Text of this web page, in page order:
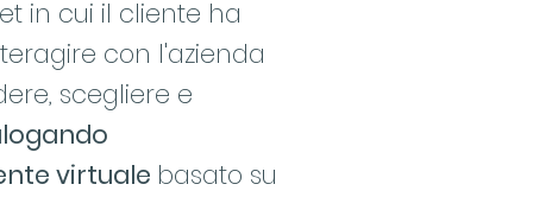
in cui il cliente ha
con l'azienda
scegliere e
virtuale basato su